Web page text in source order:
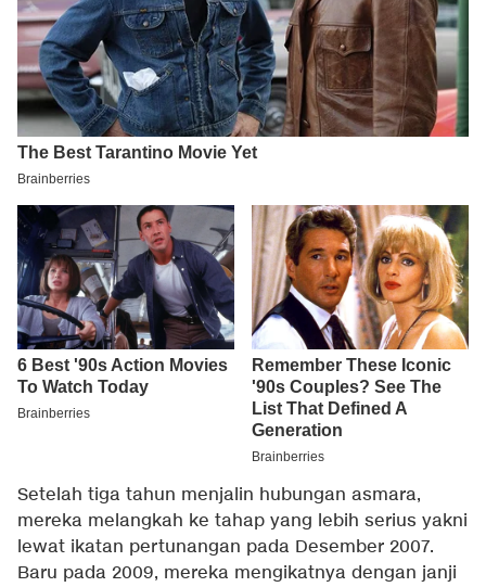
Setelah tiga tahun menjalin hubungan asmara,
mereka melangkah ke tahap yang lebih serius yakni
lewat ikatan pertunangan pada Desember 2007.
Baru pada 2009, mereka mengikatnya dengan janji